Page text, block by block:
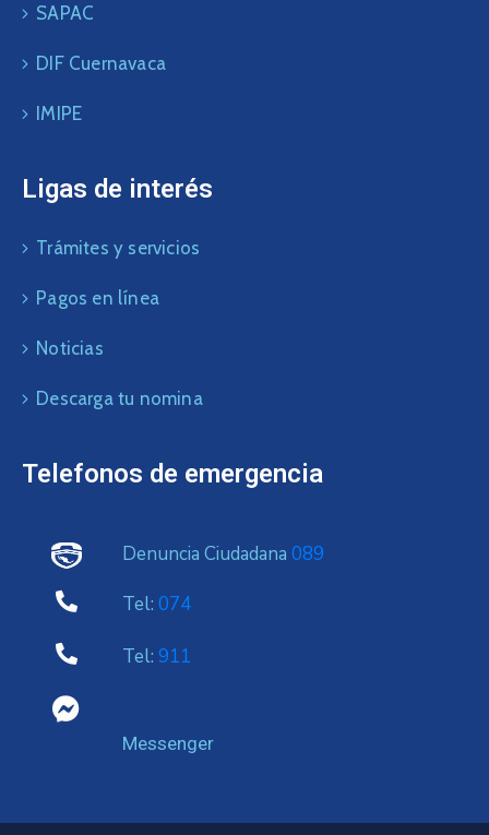
SAPAC
DIF Cuernavaca
IMIPE
Ligas de interés
Trámites y servicios
Pagos en línea
Noticias
Descarga tu nomina
Telefonos de emergencia
Denuncia Ciudadana 089
Tel: 074
Tel: 911
Messenger